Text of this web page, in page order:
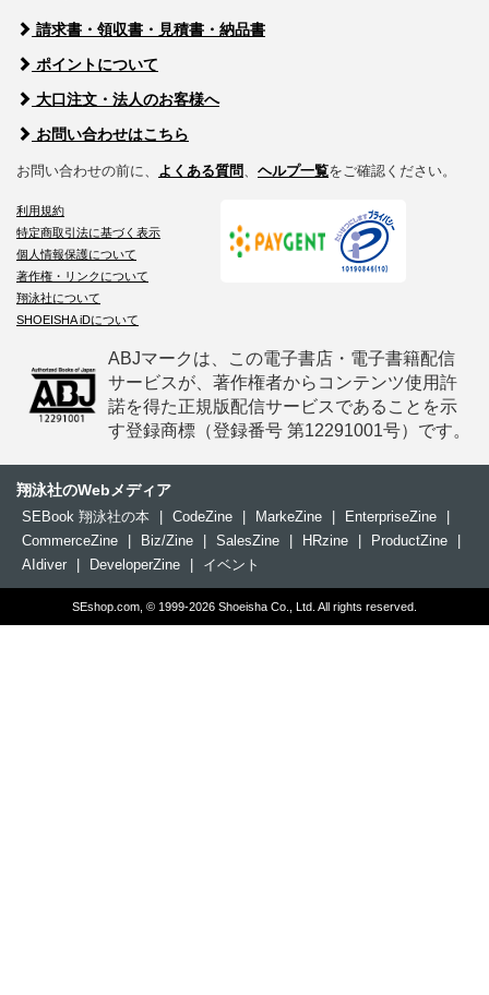
請求書・領収書・見積書・納品書
ポイントについて
大口注文・法人のお客様へ
お問い合わせはこちら
お問い合わせの前に、 よくある質問 ヘルプ一覧をご確認ください。
利用規約
特定商取引法に基づく表示
個人情報保護について
著作権・リンクについて
翔泳社について
SHOEISHA iDについて
ABJマークは、この電子書店・電子書籍配信
サービスが、著作権者からコンテンツ使用許
諾を得た正規版配信サービスであることを示
す登録商標（登録番号 第12291001号）です。
翔泳社のWebメディア
SEBook 翔泳社の本 CodeZine MarkeZine EnterpriseZine
CommerceZine
Biz/Zine SalesZine HRzine ProductZine
AIdiver
DeveloperZine イベント
SEshop.com, © 1999-2026 Shoeisha Co., Ltd. All rights reserved.